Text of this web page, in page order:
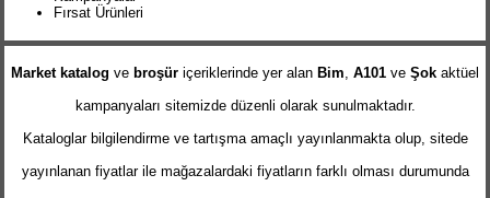
Fırsat Ürünleri
Market katalog ve broşür içeriklerinde yer alan Bim, A101 ve Şok aktüel
kampanyaları sitemizde düzenli olarak sunulmaktadır.
Kataloglar bilgilendirme ve tartışma amaçlı yayınlanmakta olup, sitede
yayınlanan fiyatlar ile mağazalardaki fiyatların farklı olması durumunda